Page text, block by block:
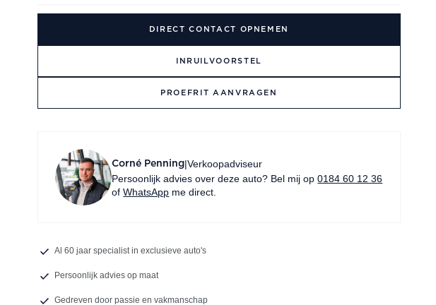
DIRECT CONTACT OPNEMEN
INRUILVOORSTEL
PROEFRIT AANVRAGEN
Corné Penning|Verkoopadviseur
Persoonlijk advies over deze auto? Bel mij op0184 60 12 36
ofWhatsApp me direct.
Al 60 jaar specialist in exclusieve auto's
Persoonlijk advies op maat
Gedreven door passie en vakmanschap